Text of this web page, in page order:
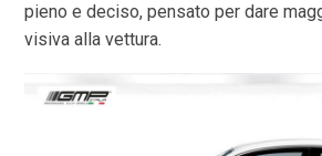
pieno e deciso, pensato per dare
visiva alla vettura.